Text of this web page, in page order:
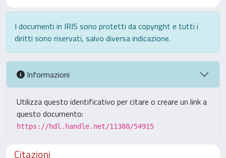
I documenti in IRIS sono protetti da copyright e tutti i
diritti sono riservati, salvo diversa indicazione.
Informazioni
Utilizza questo identificativo per citare o creare un link a
questo documento:
https://hdl.handle.net/11388/54915
Citazioni